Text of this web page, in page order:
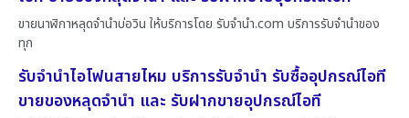
ขายนาฬิกาหลุดจำนำบ่อวิน ให้บริการโดย รับจํานํา.com บริการรับจำนำของ
ทุก
รับจำนำไอโฟนสายไหม บริการรับจำนำ รับซื้ออุปกรณ์ไอที
ขายของหลุดจำนำ และ รับฝากขายอุปกรณ์ไอที